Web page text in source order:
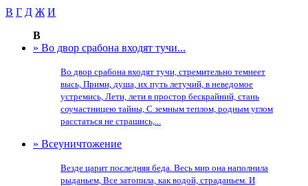
В Г Д Ж И
В
» Во двор срабона входят тучи...
Во двор срабона входят тучи, стремительно темнеет
высь, Прими, душа, их путь летучий, в неведомое
устремись, Лети, лети в простор бескрайний, стань
соучастницею тайны, С земным теплом, родным углом
расстаться не страшись,...
» Всеуничтожение
Везде царит последняя беда. Весь мир она наполнила
рыданьем, Все затопила, как водой, страданьем. И